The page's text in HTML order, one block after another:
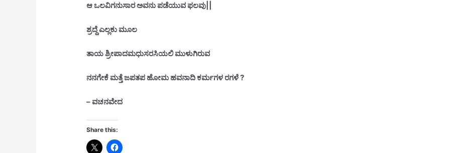
ಆ ಒಲವಿಗನುಸಾರ ಅವನು ಪಡೆಯುವ ಫಲವು||
ಶ್ರದ್ದೆ ಎಲ್ಲಕು ಮೂಲ
ತಾಯ ಶ್ರೀಪಾದಮಧುಸರಸಿಯಲಿ ಮುಳುಗಿರುವ
ನನಗೇಕೆ ಮತ್ತೆ ಜಪತಪ ಹೋಮ ಹವನಾದಿ ಕರ್ಮಗಳ ರಗಳೆ ?
– ವಚನವೇದ
Share this: